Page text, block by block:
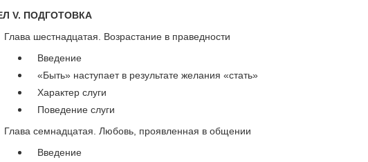
V. ПОДГОТОВКА
Глава шестнадцатая. Возрастание в праведности
Введение
«Быть» наступает в результате желания «стать»
Характер слуги
Поведение слуги
Глава семнадцатая. Любовь, проявленная в общении
Введение